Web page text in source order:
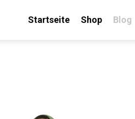
Startseite Shop Blog